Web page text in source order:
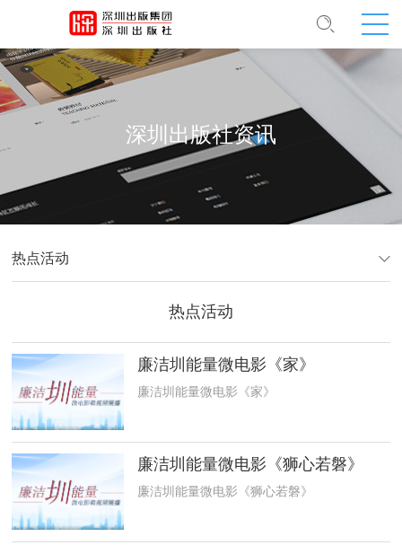
深圳出版社资讯
热点活动
热点活动
廉洁圳能量微电影《家》
廉洁圳能量微电影《家》
廉洁圳能量微电影《狮心若磐》
廉洁圳能量微电影《狮心若磐》